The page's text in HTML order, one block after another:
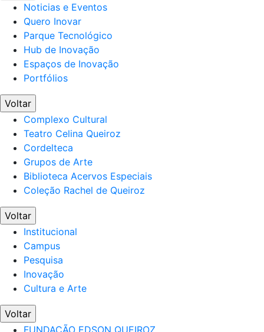
Noticias e Eventos
Quero Inovar
Parque Tecnológico
Hub de Inovação
Espaços de Inovação
Portfólios
Voltar
Complexo Cultural
Teatro Celina Queiroz
Cordelteca
Grupos de Arte
Biblioteca Acervos Especiais
Coleção Rachel de Queiroz
Voltar
Institucional
Campus
Pesquisa
Inovação
Cultura e Arte
Voltar